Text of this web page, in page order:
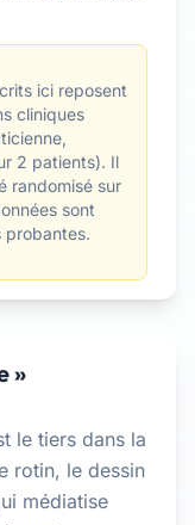
ici reposent
cliniques
2 patients). Il
randomisé sur
sont
probantes.
»
le tiers dans la
rotin, le dessin
médiatise